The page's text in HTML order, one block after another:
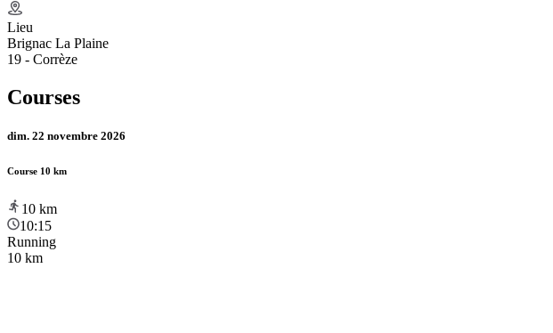
Lieu
Brignac La Plaine
19 - Corrèze
Courses
dim. 22 novembre 2026
Course 10 km
10 km
10:15
Running
10 km